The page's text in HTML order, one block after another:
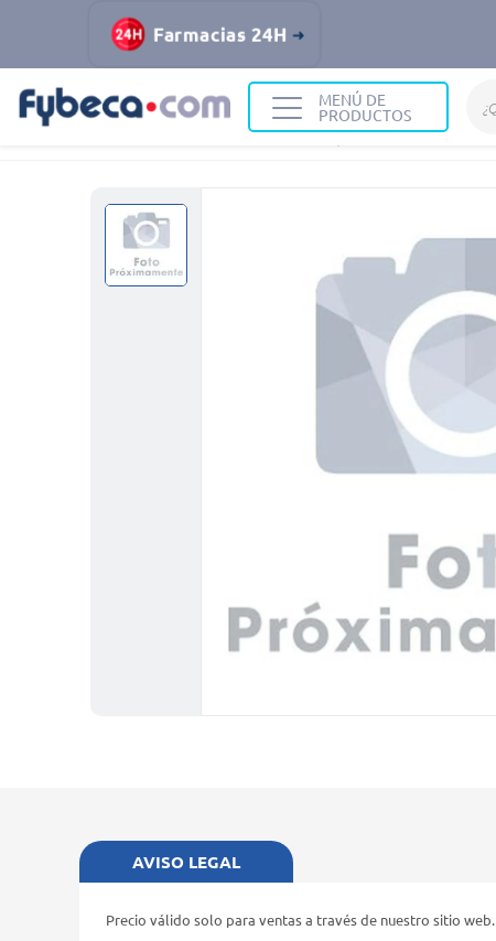
Farmacias 24H
MENÚ DE
PRODUCTOS
Cuidado Corporal NIVEA
AVISO LEGAL
Precio válido solo para ventas a través de nuestro sitio web.